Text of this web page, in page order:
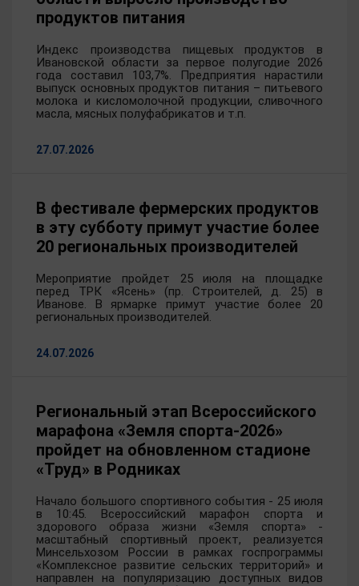
продуктов питания
Индекс производства пищевых продуктов в
Ивановской области за первое полугодие 2026
года составил 103,7%. Предприятия нарастили
выпуск основных продуктов питания – питьевого
молока и кисломолочной продукции, сливочного
масла, мясных полуфабрикатов и т.п.
27.07.2026
В фестивале фермерских продуктов
в эту субботу примут участие более
20 региональных производителей
Мероприятие пройдет 25 июля на площадке
перед ТРК «Ясень» (пр. Строителей, д. 25) в
Иванове. В ярмарке примут участие более 20
региональных производителей.
24.07.2026
Региональный этап Всероссийского
марафона «Земля спорта-2026»
пройдет на обновленном стадионе
«Труд» в Родниках
Начало большого спортивного события - 25 июля
в 10:45. Всероссийский марафон спорта и
здорового образа жизни «Земля спорта» -
масштабный спортивный проект, реализуется
Минсельхозом России в рамках госпрограммы
«Комплексное развитие сельских территорий» и
направлен на популяризацию доступных видов